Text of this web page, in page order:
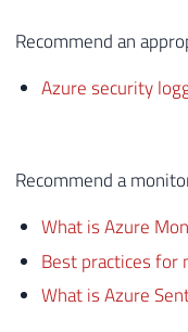
Recommend an
Azure security
Recommend a
What is Azure
Best practices for
What is Azure